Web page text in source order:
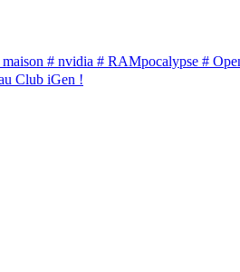
# nvidia # RAMpocalypse #
Club iGen !